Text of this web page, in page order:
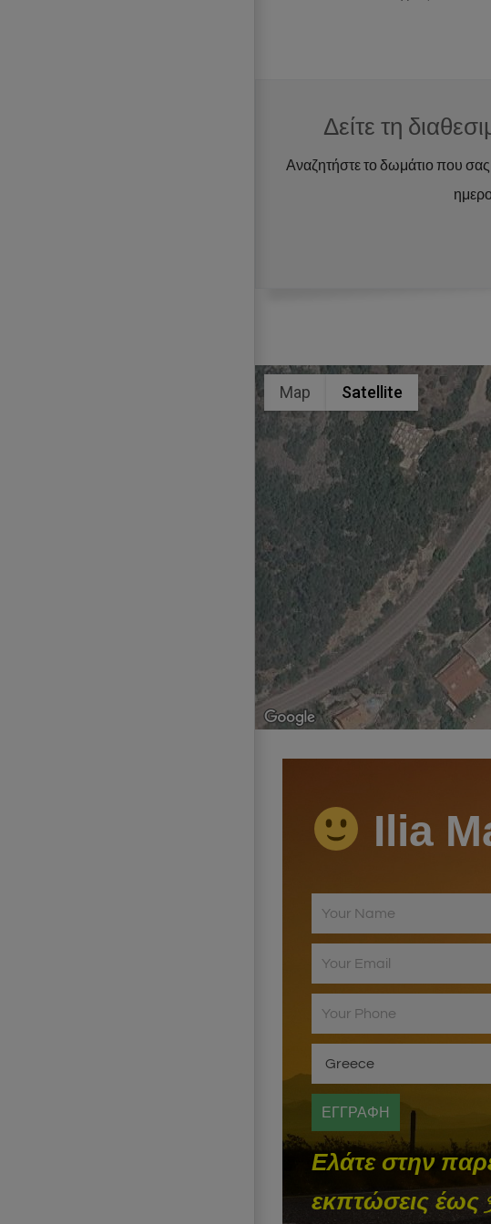
Δείτε τη
Αναζητήστε το δωμάτιο που σας
Map Satellite
Ilia
Ελάτε στην
εκπτώσεις έως